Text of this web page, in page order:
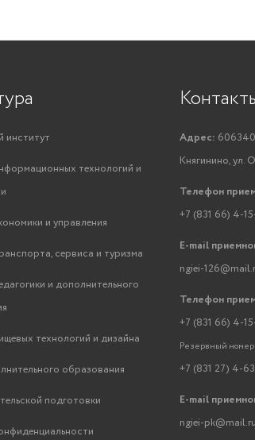
институт
технологий и
и управления
сервиса и туризма
и дополнительного
технологий и дизайна
образования
подготовки
Адрес:
Княгинино, ул.
Телефон
+7 (831 66) 4-
E-mail
ngiei-
Телефон
+7 (831 66) 4-
Резервный
+7 (831 27) 4-
E-mail
ngiei-pk@mail.ru